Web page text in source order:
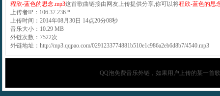
程欣-蓝色的思念.mp3这首歌曲链接由网友上传提供分享,你可以将程欣-蓝色的思
上传者IP：106.37.236.*
上传时间：2014年08月30日 14点20分08秒
音乐大小：10.29 MB
外链次数：7522次
外链地址：http://mp3.qqpao.com/0291233774881b510e1c986a2eb6d8b7/4540.mp3
QQ泡免费音乐外链，如果用户上传的某一首